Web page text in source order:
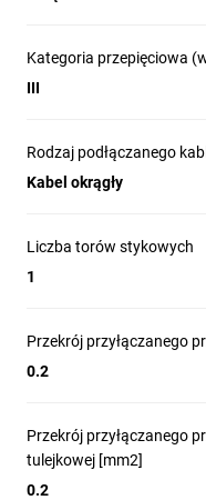
Kategoria przepięciowa
III
Rodzaj podłączanego
Kabel okrągły
Liczba torów stykowych
1
Przekrój przyłączanego
0.2
Przekrój przyłączanego
tulejkowej [mm2]
0.2